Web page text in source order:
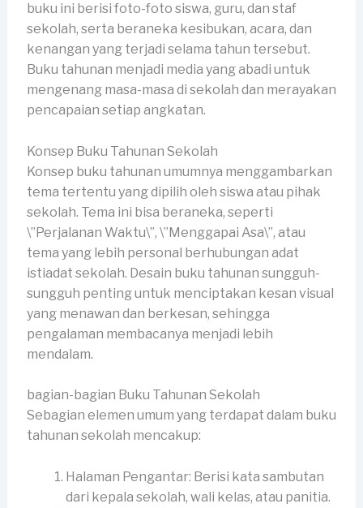
buku ini berisi foto-foto siswa, guru, dan staf
sekolah, serta beraneka kesibukan, acara, dan
kenangan yang terjadi selama tahun tersebut.
Buku tahunan menjadi media yang abadi untuk
mengenang masa-masa di sekolah dan merayakan
pencapaian setiap angkatan.
Konsep Buku Tahunan Sekolah
Konsep buku tahunan umumnya menggambarkan
tema tertentu yang dipilih oleh siswa atau pihak
sekolah. Tema ini bisa beraneka, seperti
\”Perjalanan Waktu\”, \”Menggapai Asa\”, atau
tema yang lebih personal berhubungan adat
istiadat sekolah. Desain buku tahunan sungguh-
sungguh penting untuk menciptakan kesan visual
yang menawan dan berkesan, sehingga
pengalaman membacanya menjadi lebih
mendalam.
bagian-bagian Buku Tahunan Sekolah
Sebagian elemen umum yang terdapat dalam buku
tahunan sekolah mencakup:
Halaman Pengantar: Berisi kata sambutan
dari kepala sekolah, wali kelas, atau panitia.